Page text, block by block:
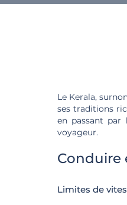
Le Kerala,
ses traditions
en passant par
voyageur.
Conduire
Limites de